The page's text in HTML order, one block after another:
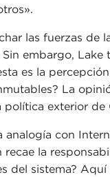
las fuerzas de
embargo,
es la
La
exterior de
con
la
sistema?